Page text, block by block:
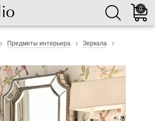
0
Предметы интерьера
Зеркала